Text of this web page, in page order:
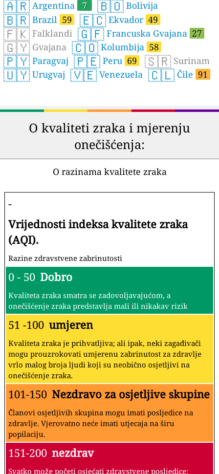
🇦🇷 Argentina 7 🇧🇴 Bolivija
🇧🇷 Brazil 59 🇪🇨 Ekvador 49
🇫🇰 Falklandi 🇬🇫 Francuska Gvajana 27
🇬🇾 Gvajana 🇨🇴 Kolumbija 58
🇵🇾 Paragvaj 🇵🇪 Peru 69 🇸🇷 Surinam
🇺🇾 Urugvaj 🇻🇪 Venezuela 🇨🇱 Čile 91
O kvaliteti zraka i mjerenju
onečišćenja:
O razinama kvalitete zraka
-
Vrijednosti indeksa kvalitete zraka
(AQI).
Razine zdravstvene zabrinutosti
0 - 50 Dobro
Kvaliteta zraka smatra se zadovoljavajućom, a
onečišćenje zraka predstavlja mali ili nikakav rizik
51 -100 umjeren
Kvaliteta zraka je prihvatljiva; ali ipak, neki zagađivači
mogu prouzrokovati umjerenu zabrinutost za zdravlje
vrlo malog broja ljudi koji su neobično osjetljivi na
onečišćenje zraka.
101-150 Nezdravo za osjetljive skupine
Članovi osjetljivih skupina mogu imati posljedice na
zdravlje. Vjerovatno neće imati utjecaja na širu
popilaciju.
151-200 nezdrav
Svatko može početi osjećati zdravstvene posljedice;